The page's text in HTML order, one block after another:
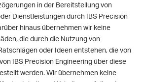
in der Bereitstellung von
Dienstleistungen durch IBS Precision
hinaus übernehmen wir keine
die durch die Nutzung von
oder Ideen entstehen, die von
IBS Precision Engineering über diese
werden. Wir übernehmen keine